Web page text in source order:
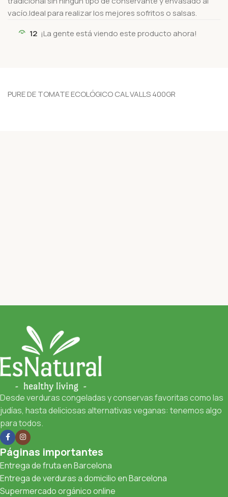
vacío.Ideal para realizar los mejores sofritos o salsas.
12 ¡La gente está viendo este producto ahora!
PURE DE TOMATE ECOLÓGICO CAL VALLS 400GR
Desde verduras congeladas y conservas favoritas como las
judías, hasta deliciosas alternativas veganas: tenemos algo
para todos.
Páginas importantes
Entrega de fruta en Barcelona
Entrega de verduras a domicilio en Barcelona
Supermercado orgánico online